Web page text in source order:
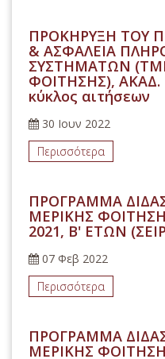
ΠΡΟΚΗΡΥΞΗ ΤΟΥ
& ΑΣΦΑΛΕΙΑ
ΣΥΣΤΗΜΑΤΩΝ
ΦΟΙΤΗΣΗΣ), ΑΚΑΔ.
κύκλος αιτήσεων
30 Ιουν 2022
Περισσότερα
ΠΡΟΓΡΑΜΜΑ
ΜΕΡΙΚΗΣ
2021, Β' ΕΤΩΝ
07 Φεβ 2022
Περισσότερα
ΠΡΟΓΡΑΜΜΑ
ΜΕΡΙΚΗΣ